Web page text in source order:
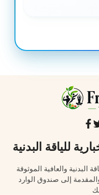
للياقة البدنية
البدنية والعافية الموثوقة
إلى صندوق الوارد